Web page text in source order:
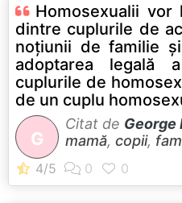
Homosexualii vor
dintre cuplurile de
noţiunii de familie
adoptarea legală
cuplurile de
de un cuplu
G
Citat de George
mamă, copii,